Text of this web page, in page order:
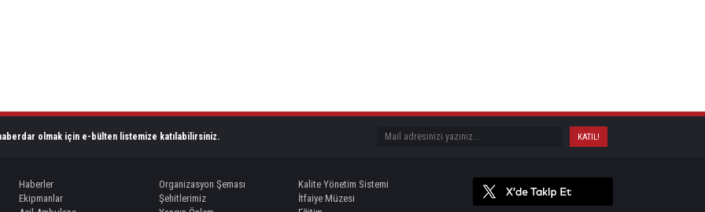
olmak için e-bülten listemize katılabilirsiniz.
Haberler Organizasyon Şeması
Kalite Yönetim Sistemi
Ekipmanlar
Şehitlerimiz
İtfaiye Müzesi